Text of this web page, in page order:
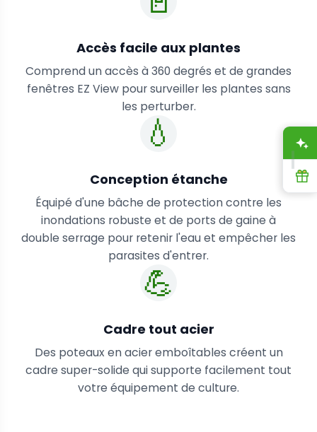
Accès facile aux plantes
Comprend un accès à 360 degrés et de grandes
fenêtres EZ View pour surveiller les plantes sans
les perturber.
💧
Conception étanche
Équipé d'une bâche de protection contre les
inondations robuste et de ports de gaine à
double serrage pour retenir l'eau et empêcher les
parasites d'entrer.
💪
Cadre tout acier
Des poteaux en acier emboîtables créent un
cadre super-solide qui supporte facilement tout
votre équipement de culture.